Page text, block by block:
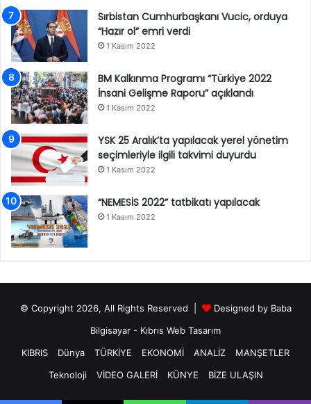
Sırbistan Cumhurbaşkanı Vucic, orduya
“Hazır ol” emri verdi
1 Kasım 2022
BM Kalkınma Programı “Türkiye 2022
İnsani Gelişme Raporu” açıklandı
1 Kasım 2022
YSK 25 Aralık’ta yapılacak yerel yönetim
seçimleriyle ilgili takvimi duyurdu
1 Kasım 2022
“NEMESİS 2022” tatbikatı yapılacak
1 Kasım 2022
© Copyright 2026, All Rights Reserved | Designed by Baba
Bilgisayar - Kıbrıs Web Tasarım
KIBRIS
Dünya TÜRKİYE EKONOMİ ANALİZ
MANŞETLER
Teknoloji
VİDEO GALERİ KÜNYE BİZE ULAŞIN